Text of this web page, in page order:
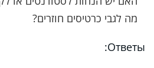
מה לגבי כרטיסים חוזרים?
Ответы: